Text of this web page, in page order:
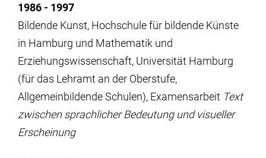
1986 - 1997
Bildende Kunst, Hochschule für bildende Künste
in Hamburg und Mathematik und
Erziehungswissenschaft, Universität Hamburg
(für das Lehramt an der Oberstufe,
Allgemeinbildende Schulen), Examensarbeit Text
zwischen sprachlicher Bedeutung und visueller
Erscheinung